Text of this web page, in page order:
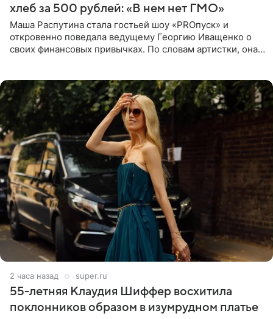
хлеб за 500 рублей: «В нем нет ГМО»
Маша Распутина стала гостьей шоу «PROпуск» и
откровенно поведала ведущему Георгию Иващенко о
своих финансовых привычках. По словам артистки, она
2 часа назад super.ru
55-летняя Клаудия Шиффер восхитила
поклонников образом в изумрудном платье